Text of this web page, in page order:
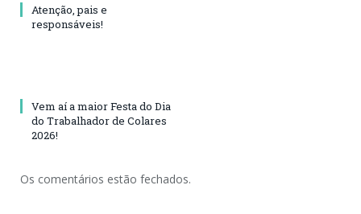
Atenção, pais e
responsáveis!
Vem aí a maior Festa do Dia
do Trabalhador de Colares
2026!
Os comentários estão fechados.